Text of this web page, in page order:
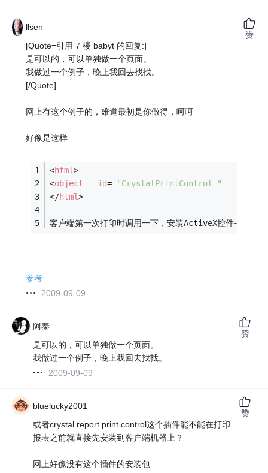
llsen
[Quote=引用 7 楼 babyt 的回复:]
是可以的，可以单独做一个页面。
我做过一个例子，晚上我回去找找。
[/Quote]
网上有这个例子的，难道最初是你做得，呵呵
好像是这样
<html>
<object id= "CrystalPrintControl "
</html>
客户端第一次打印时调用一下，安装ActiveX控件~
参考
2009-09-09
赞
阿泰
是可以的，可以单独做一个页面。
我做过一个例子，晚上我回去找找。
2009-09-09
赞
bluelucky2001
或者crystal report print control这个插件能不能在打印
报表之前就直接先安装到客户端机器上？
网上好像没有这个插件的安装包
赞